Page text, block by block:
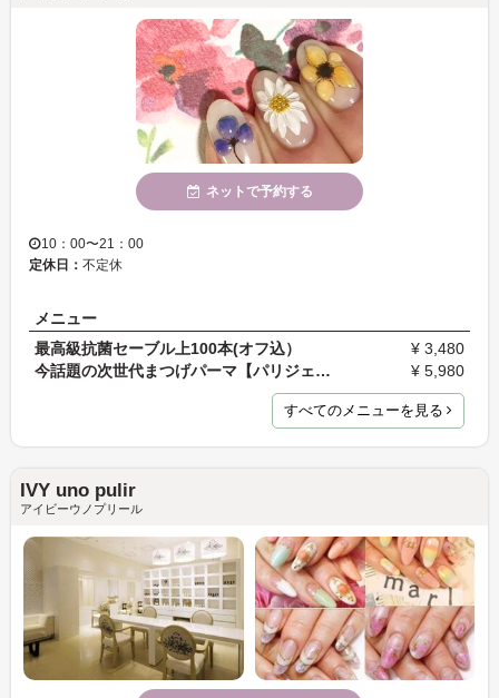
ネットで予約する
10：00〜21：00
定休日： 不定休
メニュー
最高級抗菌セーブル上100本(オフ込）
¥ 3,480
今話題の次世代まつげパーマ【パリジェンヌラッシュ…
¥ 5,980
すべてのメニューを見る
IVY uno pulir
アイビーウノプリール